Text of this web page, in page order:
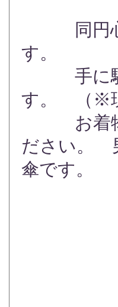
同円心に
す。
手に馴染
す。 （※
お着物、
ださい。
傘です。